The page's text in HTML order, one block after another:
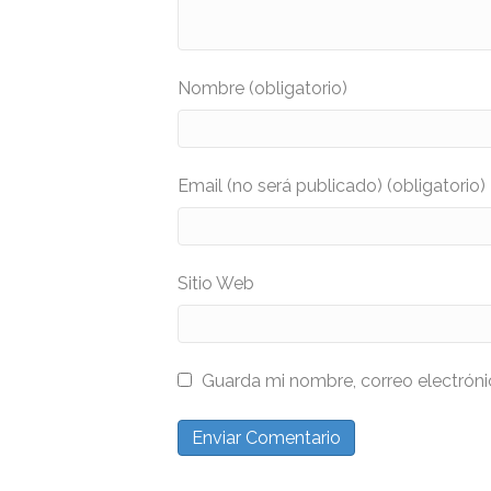
Nombre (obligatorio)
Email (no será publicado) (obligatorio)
Sitio Web
Guarda mi nombre, correo